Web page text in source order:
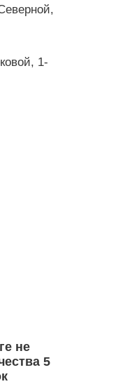
1-
не
5